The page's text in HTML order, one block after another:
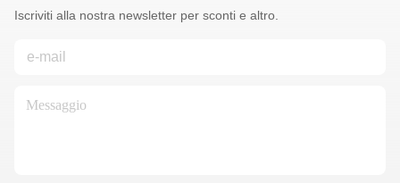
Iscriviti alla nostra newsletter per sconti e altro.